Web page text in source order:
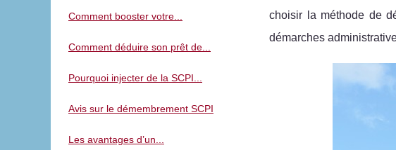
choisir la méthode de
démarches
Comment booster votre...
Comment déduire son prêt de...
Pourquoi injecter de la SCPI...
Avis sur le démembrement SCPI
Les avantages d’un...